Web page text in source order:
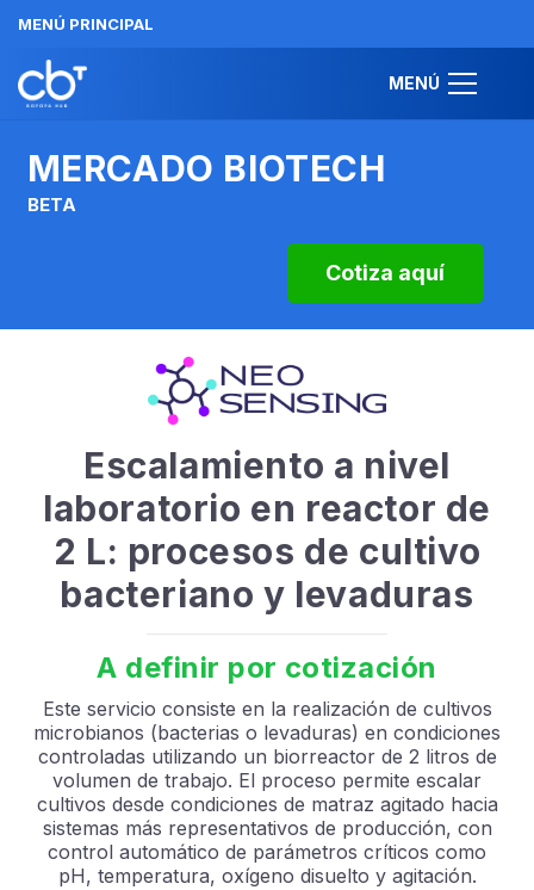
MENÚ PRINCIPAL
MENÚ
MERCADO BIOTECH
BETA
Cotiza aquí
Escalamiento a nivel
laboratorio en reactor de
2 L: procesos de cultivo
bacteriano y levaduras
A definir por cotización
Este servicio consiste en la realización de cultivos
microbianos (bacterias o levaduras) en condiciones
controladas utilizando un biorreactor de 2 litros de
volumen de trabajo. El proceso permite escalar
cultivos desde condiciones de matraz agitado hacia
sistemas más representativos de producción, con
control automático de parámetros críticos como
pH, temperatura, oxígeno disuelto y agitación.